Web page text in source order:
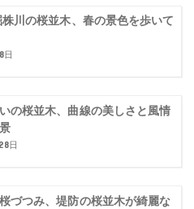
川の桜並木、春の景色を歩いて
日
いの桜並木、曲線の美しさと風情
日
づつみ、堤防の桜並木が綺麗な